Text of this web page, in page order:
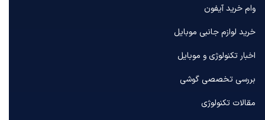
وام خرید آیفون
خرید لوازم جانبی موبایل
اخبار تکنولوژی و موبایل
بررسی تخصصی گوشی
مقالات تکنولوژی